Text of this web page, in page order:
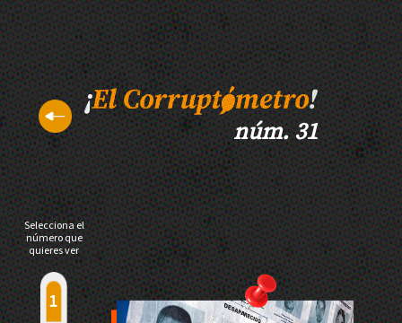
núm. 31
Selecciona el
número que
quieres ver